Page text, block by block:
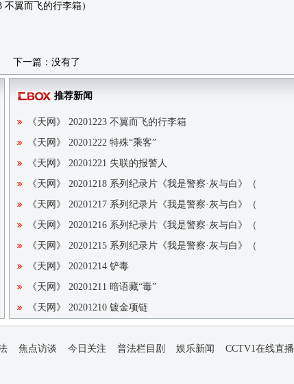
翼而飞的行李箱）
下一篇：没有了
推荐新闻
《天网》 20201223 不翼而飞的行李箱
《天网》 20201222 特殊“乘客”
《天网》 20201221 失联的报警人
《天网》 20201218 系列纪录片《我是警察·灰与白》（
《天网》 20201217 系列纪录片《我是警察·灰与白》（
《天网》 20201216 系列纪录片《我是警察·灰与白》（
《天网》 20201215 系列纪录片《我是警察·灰与白》（
《天网》 20201214 铲毒
《天网》 20201211 暗语藏“毒”
《天网》 20201210 镀金项链
焦点访谈 今日关注 普法栏目剧 娱乐新闻
CCTV1在线直播